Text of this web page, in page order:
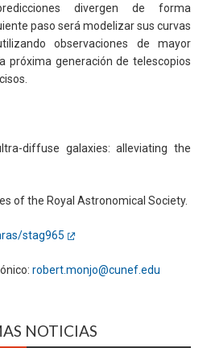
divergen de forma
paso será modelizar sus curvas
observaciones de mayor
próxima generación de telescopios
diffuse galaxies: alleviating the
of the Royal Astronomical Society.
stag965
robert.monjo@cunef.edu
NOTICIAS